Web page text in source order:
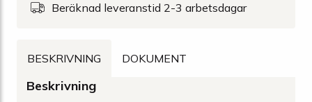
Beräknad leveranstid 2-3 arbetsdagar
BESKRIVNING DOKUMENT
Beskrivning